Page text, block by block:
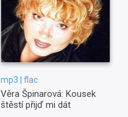
mp3 | flac
Věra Špinarová: Kousek
štěstí přijď mi dát